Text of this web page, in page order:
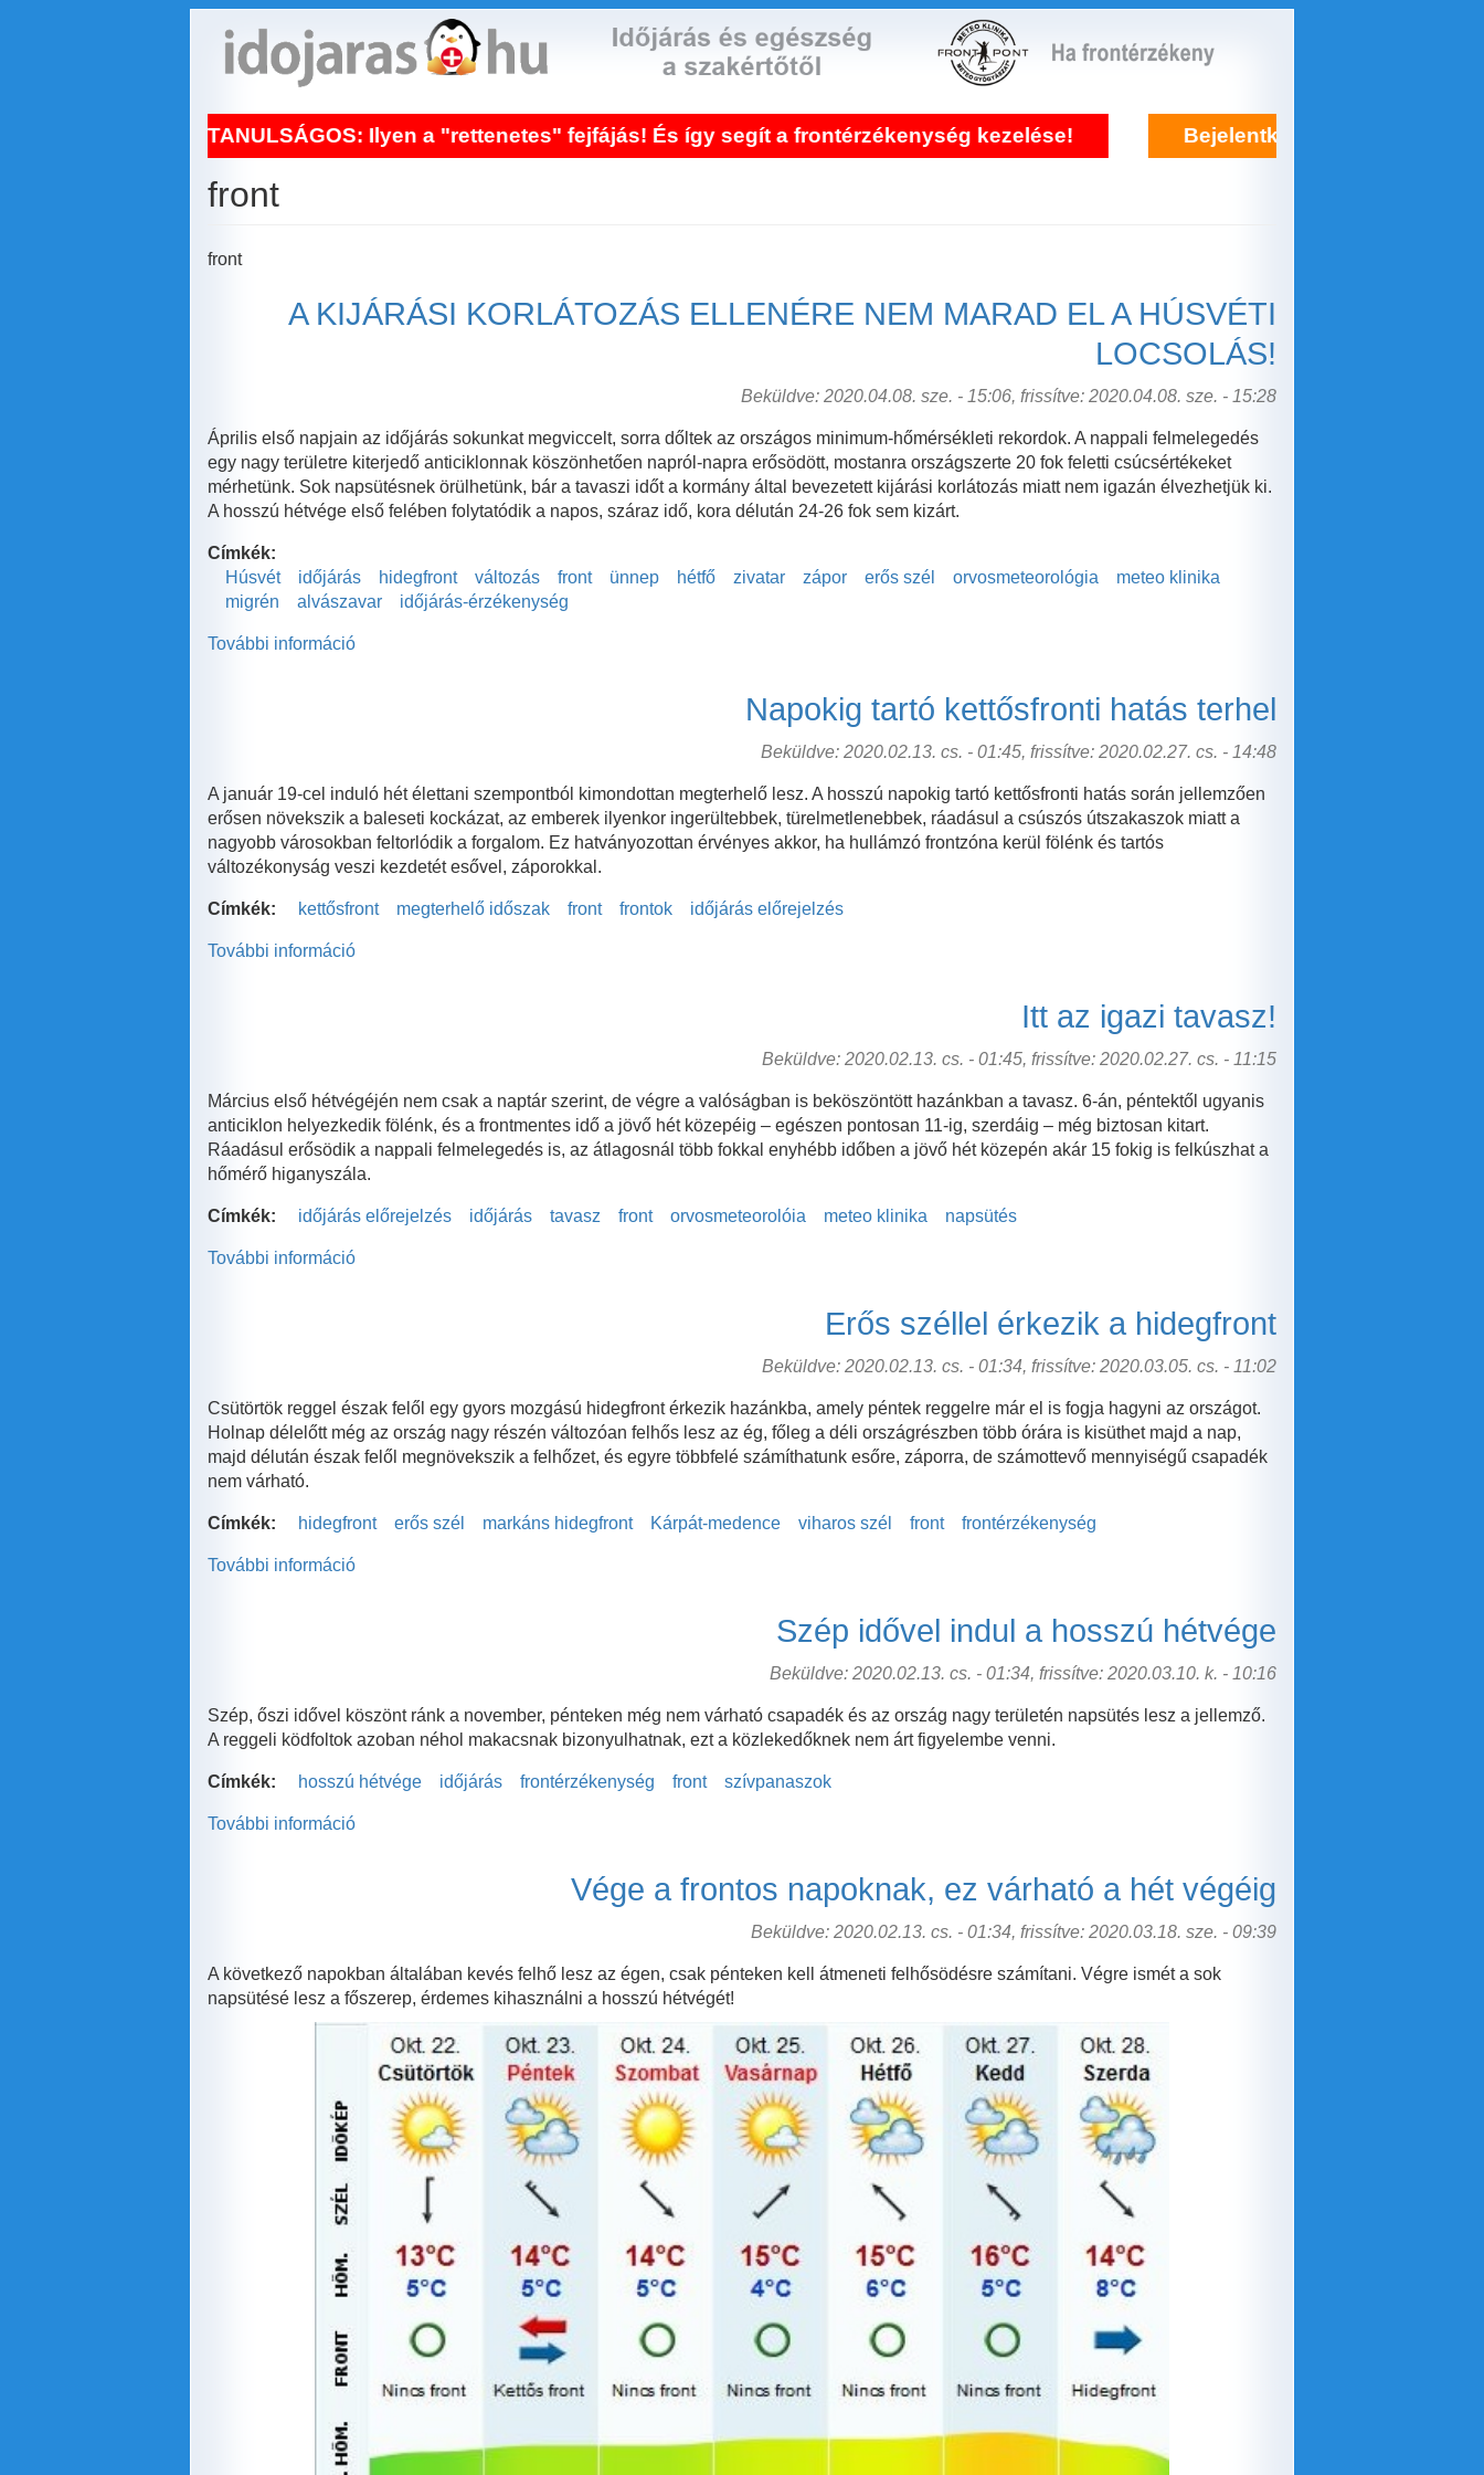
NAPI TANULSÁGOS: Ilyen a "rettenetes" fejfájás! És így segít a frontérzékenység kezelése! Bejelentkezés frontérzékenység
front
front
A KIJÁRÁSI KORLÁTOZÁS ELLENÉRE NEM MARAD EL A HÚSVÉTI
LOCSOLÁS!
Beküldve: 2020.04.08. sze. - 15:06, frissítve: 2020.04.08. sze. - 15:28
Április első napjain az időjárás sokunkat megviccelt, sorra dőltek az országos minimum-hőmérsékleti rekordok. A nappali felmelegedés
egy nagy területre kiterjedő anticiklonnak köszönhetően napról-napra erősödött, mostanra országszerte 20 fok feletti csúcsértékeket
mérhetünk. Sok napsütésnek örülhetünk, bár a tavaszi időt a kormány által bevezetett kijárási korlátozás miatt nem igazán élvezhetjük ki.
A hosszú hétvége első felében folytatódik a napos, száraz idő, kora délután 24-26 fok sem kizárt.
Címkék:
Húsvét
időjárás hidegfront változás front ünnep hétfő zivatar zápor erős szél orvosmeteorológia
meteo klinika
migrén
alvászavar időjárás-érzékenység
További információ
EL
A
HÚSVÉTI
LOCSOLÁS!
kapcsolatosan
Napokig tartó kettősfronti hatás terhel
Beküldve: 2020.02.13. cs. - 01:45, frissítve: 2020.02.27. cs. - 14:48
A január 19-cel induló hét élettani szempontból kimondottan megterhelő lesz. A hosszú napokig tartó kettősfronti hatás során jellemzően
erősen növekszik a baleseti kockázat, az emberek ilyenkor ingerültebbek, türelmetlenebbek, ráadásul a csúszós útszakaszok miatt a
nagyobb városokban feltorlódik a forgalom. Ez hatványozottan érvényes akkor, ha hullámzó frontzóna kerül fölénk és tartós
változékonyság veszi kezdetét esővel, záporokkal.
Címkék: kettősfront megterhelő időszak front frontok időjárás előrejelzés
További információ
kapcsolatosan
Itt az igazi tavasz!
Beküldve: 2020.02.13. cs. - 01:45, frissítve: 2020.02.27. cs. - 11:15
Március első hétvégéjén nem csak a naptár szerint, de végre a valóságban is beköszöntött hazánkban a tavasz. 6-án, péntektől ugyanis
anticiklon helyezkedik fölénk, és a frontmentes idő a jövő hét közepéig – egészen pontosan 11-ig, szerdáig – még biztosan kitart.
Ráadásul erősödik a nappali felmelegedés is, az átlagosnál több fokkal enyhébb időben a jövő hét közepén akár 15 fokig is felkúszhat a
hőmérő higanyszála.
Címkék: időjárás előrejelzés időjárás tavasz front orvosmeteorolóia meteo klinika napsütés
További információ
Erős széllel érkezik a hidegfront
Beküldve: 2020.02.13. cs. - 01:34, frissítve: 2020.03.05. cs. - 11:02
Csütörtök reggel észak felől egy gyors mozgású hidegfront érkezik hazánkba, amely péntek reggelre már el is fogja hagyni az országot.
Holnap délelőtt még az ország nagy részén változóan felhős lesz az ég, főleg a déli országrészben több órára is kisüthet majd a nap,
majd délután észak felől megnövekszik a felhőzet, és egyre többfelé számíthatunk esőre, záporra, de számottevő mennyiségű csapadék
nem várható.
Címkék: hidegfront erős szél markáns hidegfront Kárpát-medence viharos szél front frontérzékenység
További információ
kapcsolatosan
Szép idővel indul a hosszú hétvége
Beküldve: 2020.02.13. cs. - 01:34, frissítve: 2020.03.10. k. - 10:16
Szép, őszi idővel köszönt ránk a november, pénteken még nem várható csapadék és az ország nagy területén napsütés lesz a jellemző.
A reggeli ködfoltok azoban néhol makacsnak bizonyulhatnak, ezt a közlekedőknek nem árt figyelembe venni.
Címkék: hosszú hétvége időjárás frontérzékenység front szívpanaszok
További információ
tartalommal
kapcsolatosan
Vége a frontos napoknak, ez várható a hét végéig
Beküldve: 2020.02.13. cs. - 01:34, frissítve: 2020.03.18. sze. - 09:39
A következő napokban általában kevés felhő lesz az égen, csak pénteken kell átmeneti felhősödésre számítani. Végre ismét a sok
napsütésé lesz a főszerep, érdemes kihasználni a hosszú hétvégét!